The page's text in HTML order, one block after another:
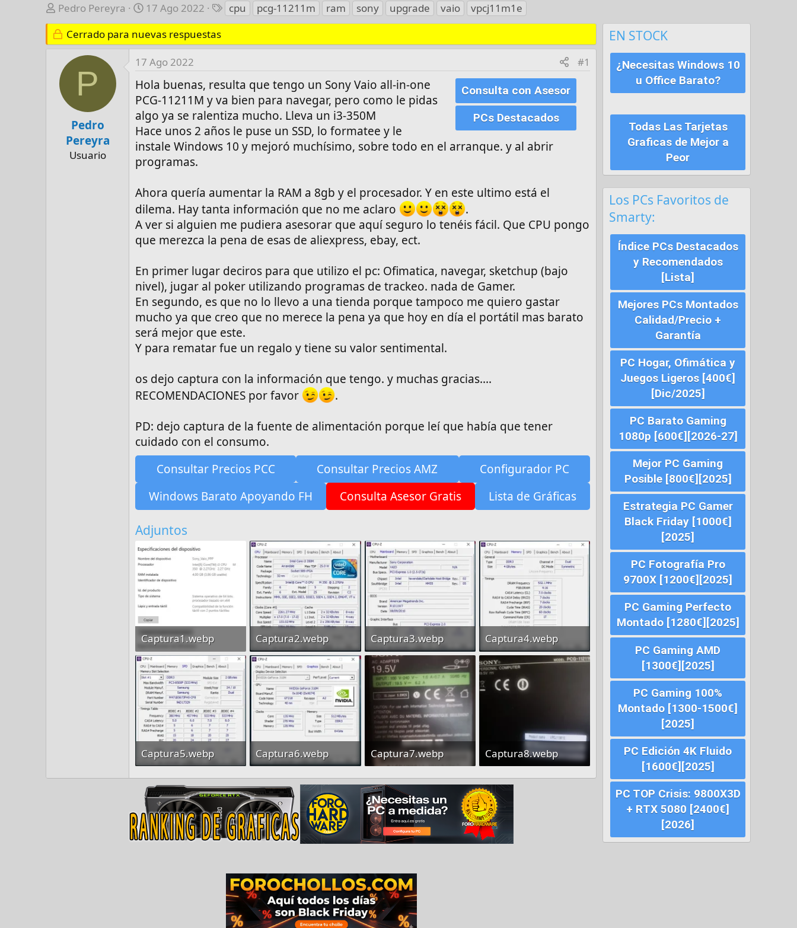
A
u
t
o
Pedro Pereyra
F
e
c
h
a
d
e
i
n
i
c
i
o
17 Ago 2022
E
t
q
e
t
a
s
cpu pcg-11211m ram sony upgrade vaio
vpcj11m1e
Cerrado para nuevas respuestas
P
Pedro
Pereyra
Usuario
17 Ago 2022 #1
Consulta con Asesor
PCs Destacados
Hola buenas, resulta que tengo un Sony Vaio all-in-one
PCG-11211M y va bien para navegar, pero como le pidas
algo ya se ralentiza mucho. Lleva un i3-350M
Hace unos 2 años le puse un SSD, lo formatee y le
instale Windows 10 y mejoró muchísimo, sobre todo en el arranque. y al abrir
programas.
Ahora quería aumentar la RAM a 8gb y el procesador. Y en este ultimo está el
dilema. Hay tanta información que no me aclaro
.
A ver si alguien me pudiera asesorar que aquí seguro lo tenéis fácil. Que CPU pongo
que merezca la pena de esas de aliexpress, ebay, ect.
En primer lugar deciros para que utilizo el pc: Ofimatica, navegar, sketchup (bajo
nivel), jugar al poker utilizando programas de trackeo. nada de Gamer.
En segundo, es que no lo llevo a una tienda porque tampoco me quiero gastar
mucho ya que creo que no merece la pena ya que hoy en día el portátil mas barato
será mejor que este.
Y para rematar fue un regalo y tiene su valor sentimental.
os dejo captura con la información que tengo. y muchas gracias....
RECOMENDACIONES por favor
.
PD: dejo captura de la fuente de alimentación porque leí que había que tener
cuidado con el consumo.
Consultar Precios PCC
Consultar Precios AMZ
Configurador PC
Windows Barato Apoyando FH
Consulta Asesor Gratis Lista de Gráficas
Adjuntos
Captura1.webp
33,5 KB · Visitas Hoy: 3
Captura2.webp
37,1 KB · Visitas Hoy: 3
Captura3.webp
26,1 KB · Visitas Hoy: 3
Captura4.webp
23,8 KB · Visitas Hoy: 2
Captura5.webp
32,4 KB · Visitas Hoy: 2
Captura6.webp
22 KB · Visitas Hoy: 2
Captura7.webp
25,7 KB · Visitas Hoy: 2
Captura8.webp
13 KB · Visitas Hoy: 2
EN STOCK
¿Necesitas Windows 10
u Office Barato?
Todas Las Tarjetas
Graficas de Mejor a
Peor
Los PCs Favoritos de
Smarty:
Índice PCs Destacados
y Recomendados
[Lista]
Mejores PCs Montados
Calidad/Precio +
Garantía
PC Hogar, Ofimática y
Juegos Ligeros [400€]
[Dic/2025]
PC Barato Gaming
1080p [600€][2026-27]
Mejor PC Gaming
Posible [800€][2025]
Estrategia PC Gamer
Black Friday [1000€]
[2025]
PC Fotografía Pro
9700X [1200€][2025]
PC Gaming Perfecto
Montado [1280€][2025]
PC Gaming AMD
[1300€][2025]
PC Gaming 100%
Montado [1300-1500€]
[2025]
PC Edición 4K Fluido
[1600€][2025]
PC TOP Crisis: 9800X3D
+ RTX 5080 [2400€]
[2026]